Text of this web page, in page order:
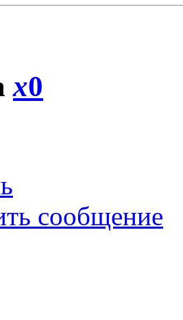
x0
сообщение